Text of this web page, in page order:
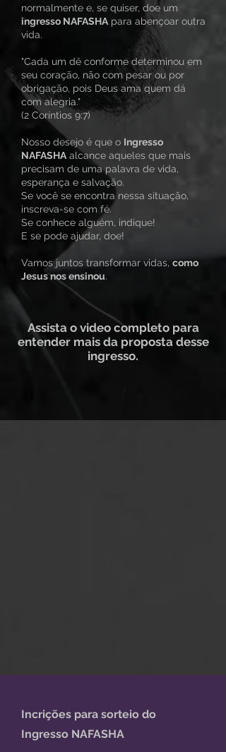
normalmente e, se quiser, doe um
ingresso NAFASHA para abençoar outra
vida.
"Cada um dê conforme determinou em
seu coração, não com pesar ou por
obrigação, pois Deus ama quem dá
com alegria."
(2 Coríntios 9:7)
Nosso desejo é que o Ingresso
NAFASHA alcance aqueles que mais
precisam de uma palavra de vida,
esperança e salvação.
Se você se encontra nessa situação,
inscreva-se com fé.
Se conhece alguém, indique!
E se pode ajudar, doe!
Vamos juntos transformar vidas, como
Jesus nos ensinou.
Assista o video completo para
entender mais da proposta desse
ingresso.
Incrições para sorteio do
Ingresso NAFASHA